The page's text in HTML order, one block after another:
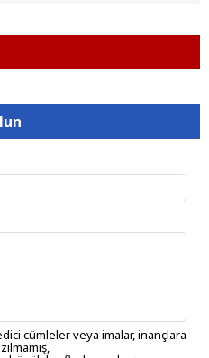
cümleler veya imalar, inançlara